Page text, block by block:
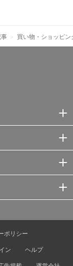
買い物・ショッピン
ポリシー
ン
ヘルプ